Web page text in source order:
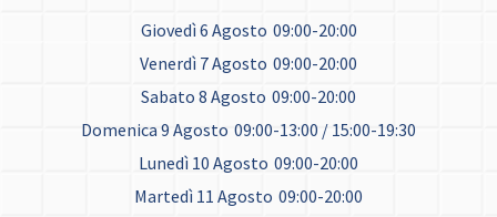
Giovedì 6 Agosto 09:00-20:00
Venerdì 7 Agosto 09:00-20:00
Sabato 8 Agosto 09:00-20:00
Domenica 9 Agosto 09:00-13:00 / 15:00-19:30
Lunedì 10 Agosto 09:00-20:00
Martedì 11 Agosto 09:00-20:00